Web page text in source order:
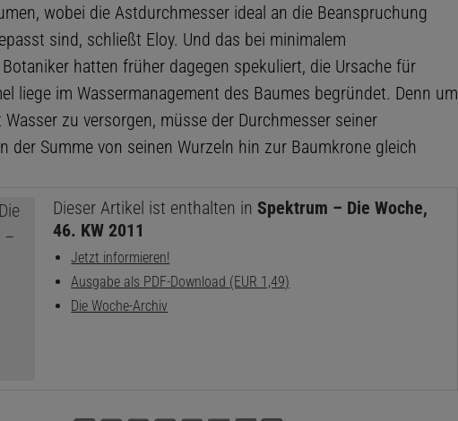
wobei die Astdurchmesser ideal an die Beanspruchung
sind, schließt Eloy. Und das bei minimalem
hatten früher dagegen spekuliert, die Ursache für
liege im Wassermanagement des Baumes begründet. Denn um
zu versorgen, müsse der Durchmesser seiner
der Summe von seinen Wurzeln hin zur Baumkrone gleich
Dieser Artikel ist enthalten inSpektrum – Die Woche,
46. KW 2011
Jetzt informieren!
Ausgabe als PDF-Download (EUR 1,49)
Die Woche-Archiv